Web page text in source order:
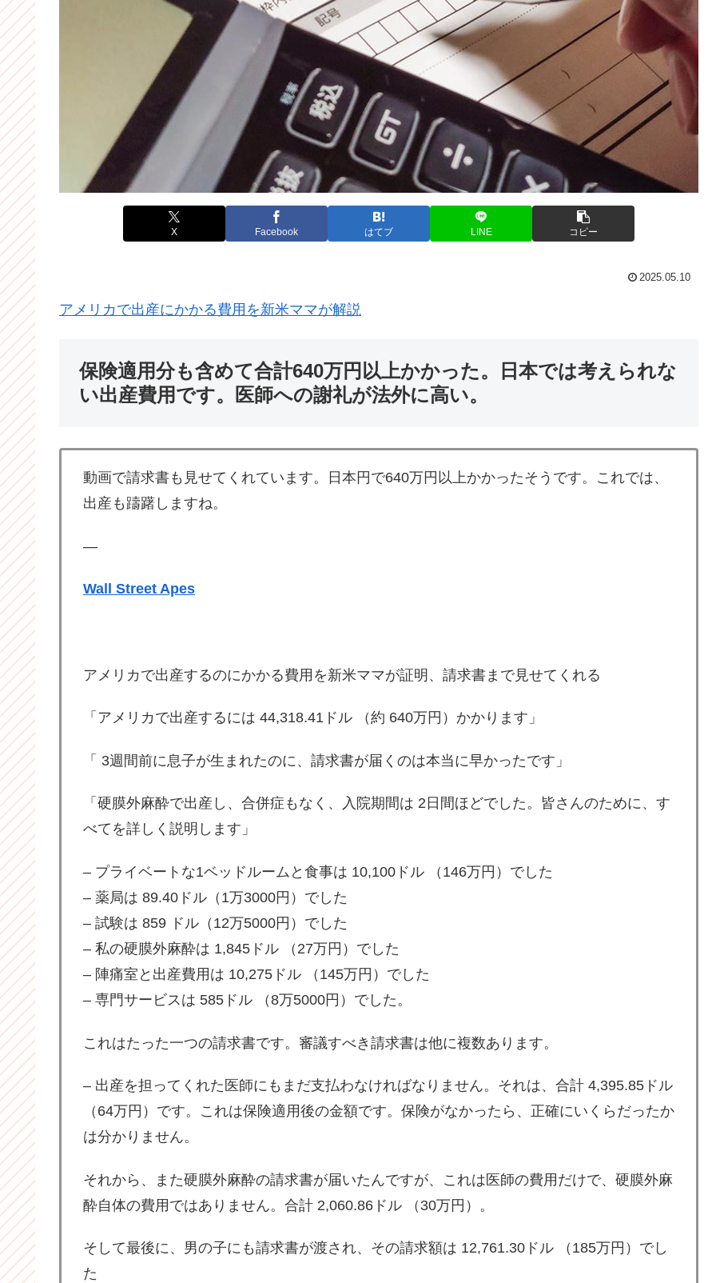
X Facebook はてブ LINE コピー
2025.05.10
アメリカで出産にかかる費用を新米ママが解説
保険適用分も含めて合計640万円以上かかった。日本では考えられな
い出産費用です。医師への謝礼が法外に高い。
動画で請求書も見せてくれています。日本円で640万円以上かかったそうです。これでは、
出産も躊躇しますね。
—
Wall Street Apes
アメリカで出産するのにかかる費用を新米ママが証明、請求書まで見せてくれる
「アメリカで出産するには 44,318.41ドル （約 640万円）かかります」
「 3週間前に息子が生まれたのに、請求書が届くのは本当に早かったです」
「硬膜外麻酔で出産し、合併症もなく、入院期間は 2日間ほどでした。皆さんのために、す
べてを詳しく説明します」
– プライベートな1ベッドルームと食事は 10,100ドル （146万円）でした
– 薬局は 89.40ドル（1万3000円）でした
– 試験は 859 ドル（12万5000円）でした
– 私の硬膜外麻酔は 1,845ドル （27万円）でした
– 陣痛室と出産費用は 10,275ドル （145万円）でした
– 専門サービスは 585ドル （8万5000円）でした。
これはたった一つの請求書です。審議すべき請求書は他に複数あります。
– 出産を担ってくれた医師にもまだ支払わなければなりません。それは、合計 4,395.85ドル
（64万円）です。これは保険適用後の金額です。保険がなかったら、正確にいくらだったか
は分かりません。
それから、また硬膜外麻酔の請求書が届いたんですが、これは医師の費用だけで、硬膜外麻
酔自体の費用ではありません。合計 2,060.86ドル （30万円）。
そして最後に、男の子にも請求書が渡され、その請求額は 12,761.30ドル （185万円）でし
た